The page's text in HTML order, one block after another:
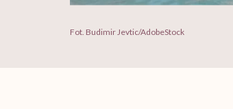
Fot. Budimir Jevtic/AdobeStock